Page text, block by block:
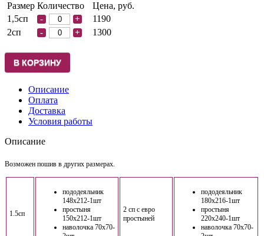
Размер Количество
Цена, руб.
1,5сп
- +
1190
2сп
- + 1300
Описание
Оплата
Доставка
Условия работы
Описание
Возможен пошив в других размерах.
1.5сп
пододеяльник
148х212-1шт
простыня
150х212-1шт
наволочка 70х70-
2 сп с евро
простыней
пододеяльник
180х216-1шт
простыня
220х240-1шт
наволочка 70х70-